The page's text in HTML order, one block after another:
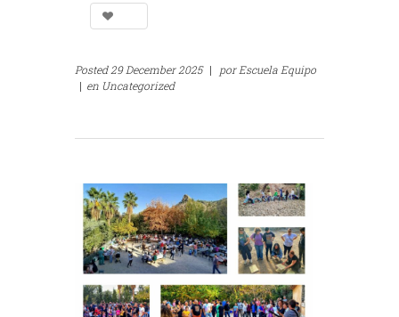
Posted29 December 2025 | porEscuela Equipo
| en Uncategorized